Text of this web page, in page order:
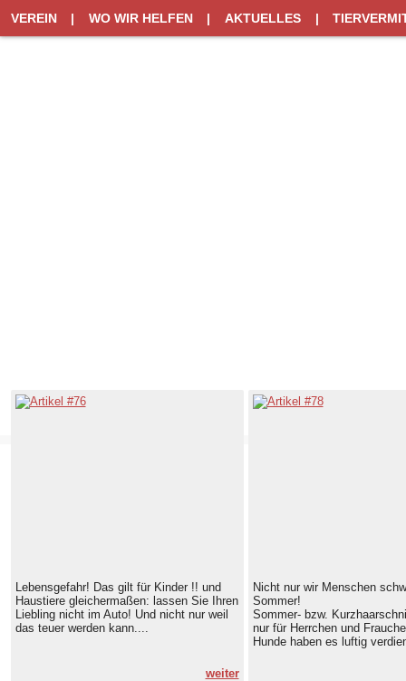
VEREIN| WO WIR HELFEN|AKTUELLES |
Lebensgefahr! Das gilt für Kinder !! und
Haustiere gleichermaßen: lassen Sie Ihren
Liebling nicht im Auto! Und nicht nur weil
das teuer werden kann....
weiter
Nicht nur wir Menschen
Sommer!
Sommer- bzw.
nur für Herrchen und
Hunde haben es luftig